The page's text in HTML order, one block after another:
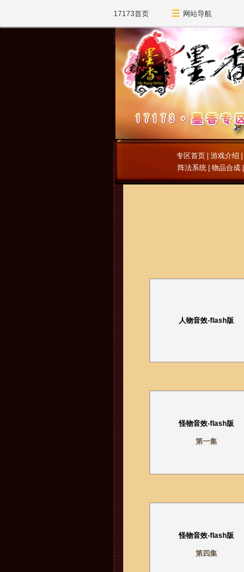
17173首页 网站导航
专区首页| 游戏介绍
阵法系统
物品合成
人物音效-flash版
怪物音效-flash版
第一集
怪物音效-flash版
第四集